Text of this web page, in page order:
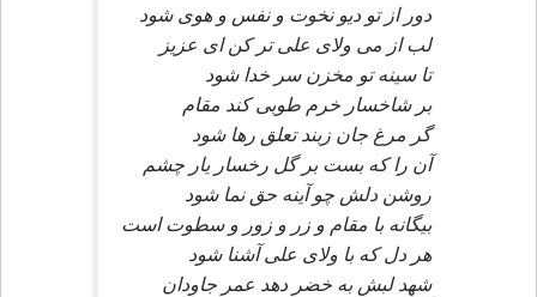
دور از تو ديو نخوت و نفس و هوى شود
لب از مى ولاى على تر كن اى عزيز
تا سينه تو مخزن سر خدا شود
بر شاخسار خرم طوبى كند مقام
گر مرغ جان زبند تعلق رها شود
آن را كه بست بر گل رخسار يار چشم
روشن دلش چو آينه حق نما شود
بيگانه با مقام و زر و زور و سطوت است
هر دل كه با ولاى على آشنا شود
شهد لبش به خضر دهد عمر جاودان